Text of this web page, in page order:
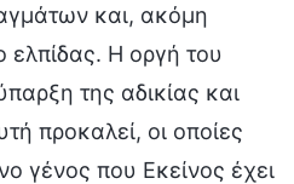
και, ακόμη
ελπίδας. Η οργή του
της αδικίας και
προκαλεί, οι οποίες
γένος που Εκείνος έχει